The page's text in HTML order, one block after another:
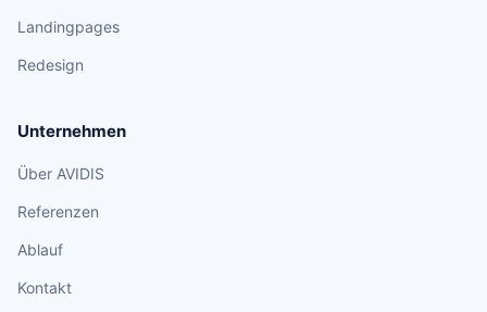
Landingpages
Redesign
Unternehmen
Über AVIDIS
Referenzen
Ablauf
Kontakt